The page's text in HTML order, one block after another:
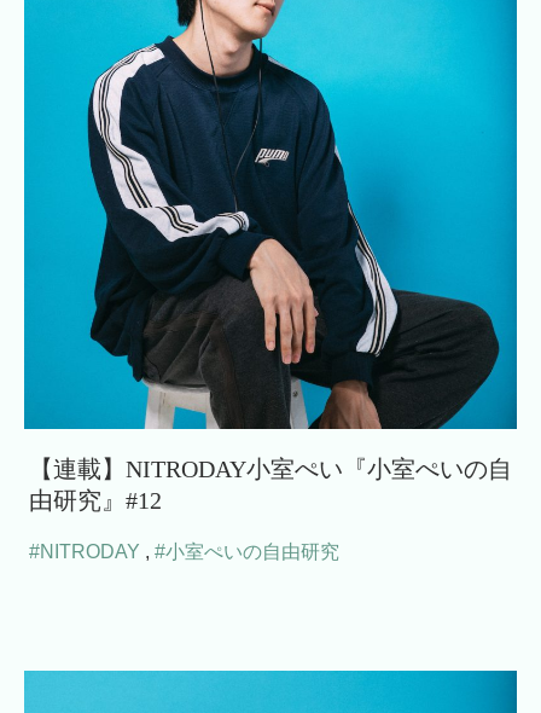
【連載】NITRODAY小室ぺい『小室ぺいの自
由研究』#12
#NITRODAY , #小室ぺいの自由研究